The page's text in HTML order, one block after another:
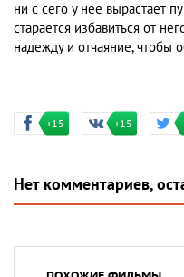
ни с сего у нее вырастает
старается избавиться от
надежду и отчаяние, чтобы
+15 +15
Нет комментариев,